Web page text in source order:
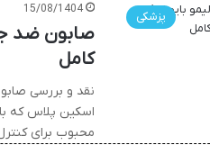
پزشکی 15/08/1404
صابون ضد
کامل
نقد و بررسی
اسکین پلاس که
محبوب برای